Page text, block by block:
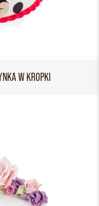
W KROPKI